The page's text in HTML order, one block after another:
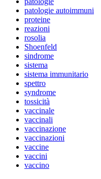
patologie autoimmuni
proteine
reazioni
rosolia
Shoenfeld
sindrome
sistema
sistema immunitario
spettro
syndrome
tossicità
vaccinale
vaccinali
vaccinazione
vaccinazioni
vaccine
vaccini
vaccino